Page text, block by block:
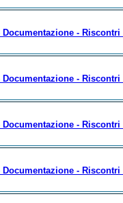
Documentazione -
Documentazione -
Documentazione -
Documentazione -